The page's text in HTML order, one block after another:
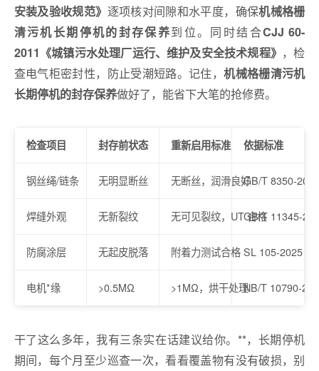
安装及验收规范》 逐项核对间隙和水平度，确保机械格栅
清污机长期停机的封存保养到位。同时结合CJJ 60-
2011《城镇污水处理厂运行、维护及安全技术规程》 ，检
查电气柜密封性，防止受潮短路。记住，机械格栅清污机
长期停机的封存保养做好了，能省下大笔的抢修费。
检查项目 封存前状态 重新启用标准 依据标准
钢丝绳/链条 无明显断丝 无断丝，润滑良好GB/T 8350-2008
焊缝外观 无新裂纹 无可见裂纹，UT 合格GB/T 11345-
防腐涂层 无起皮脱落 附着力测试合格 SL 105-2025
电机*缘 >0.5MΩ >1MΩ，烘干处理NB/T 10790-
干了这么多年，我有三条实在话建议给你。**，长期停机
期间，每个月至少巡查一次，看看覆盖物有没有破损，别